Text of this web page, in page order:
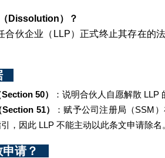
Dissolution）？
合伙企业（LLP）正式终止其存在的
50）
：说明合伙人自愿解散 LLP
51）
：赋予公司注册局（SSM
，因此 LLP 不能主动以此条文申请除名
申请？